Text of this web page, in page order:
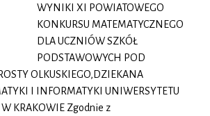
WYNIKI XI POWIATOWEGO
KONKURSU MATEMATYCZNEGO
DLA UCZNIÓW SZKÓŁ
PODSTAWOWYCH POD
OLKUSKIEGO,DZIEKANA
I INFORMATYKI UNIWERSYTETU
W KRAKOWIE Zgodnie z